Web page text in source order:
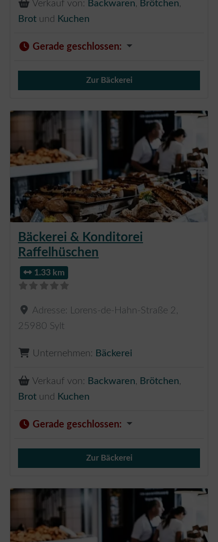
Verkauf von: Backwaren, Brötchen,
Brot und Kuchen
Gerade geschlossen:
Verkauf von Brötchen,
Zur Bäckerei
Bäckerei & Konditorei
Raffelhüschen
1.33 km
Adresse: Lorens-de-Hahn-Straße 2 ,
25980 Sylt
Unternehmen: Bäckerei
Verkauf von: Backwaren, Brötchen,
Brot und Kuchen
Gerade geschlossen:
Verkauf von Brötchen,
Zur Bäckerei